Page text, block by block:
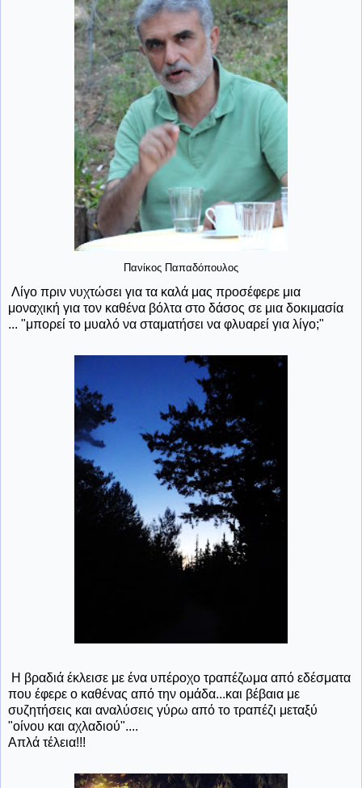
Πανίκος Παπαδόπουλος
Λίγο πριν νυχτώσει για τα καλά μας προσέφερε μια
μοναχική για τον καθένα βόλτα στο δάσος σε μια δοκιμασία
... "μπορεί το μυαλό να σταματήσει να φλυαρεί για λίγο;"
Η βραδιά έκλεισε με ένα υπέροχο τραπέζωμα από εδέσματα
που έφερε ο καθένας από την ομάδα...και βέβαια με
συζητήσεις και αναλύσεις γύρω από το τραπέζι μεταξύ
"οίνου και αχλαδιού"....
Απλά τέλεια!!!